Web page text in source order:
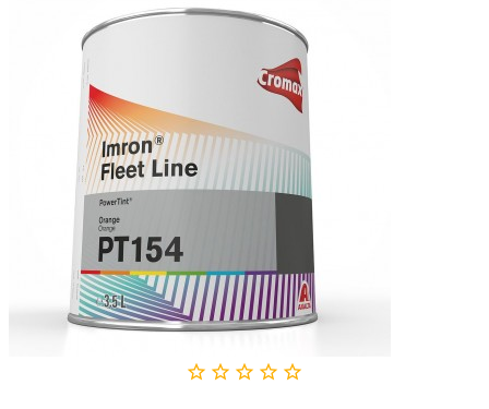
    